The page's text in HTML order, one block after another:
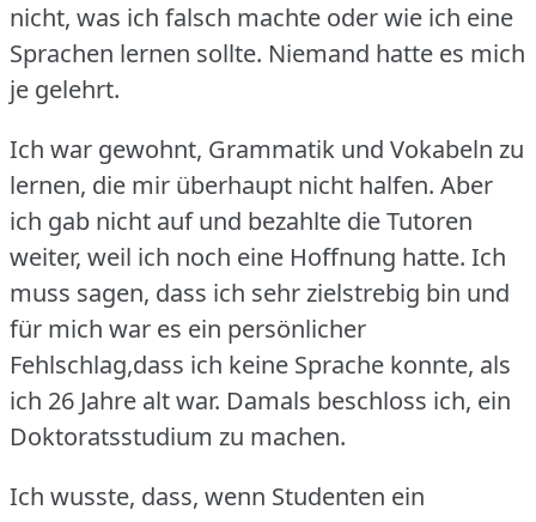
nicht, was ich falsch machte oder wie ich eine
Sprachen lernen sollte. Niemand hatte es mich
je gelehrt.
Ich war gewohnt, Grammatik und Vokabeln zu
lernen, die mir überhaupt nicht halfen. Aber
ich gab nicht auf und bezahlte die Tutoren
weiter, weil ich noch eine Hoffnung hatte. Ich
muss sagen, dass ich sehr zielstrebig bin und
für mich war es ein persönlicher
Fehlschlag,dass ich keine Sprache konnte, als
ich 26 Jahre alt war. Damals beschloss ich, ein
Doktoratsstudium zu machen.
Ich wusste, dass, wenn Studenten ein